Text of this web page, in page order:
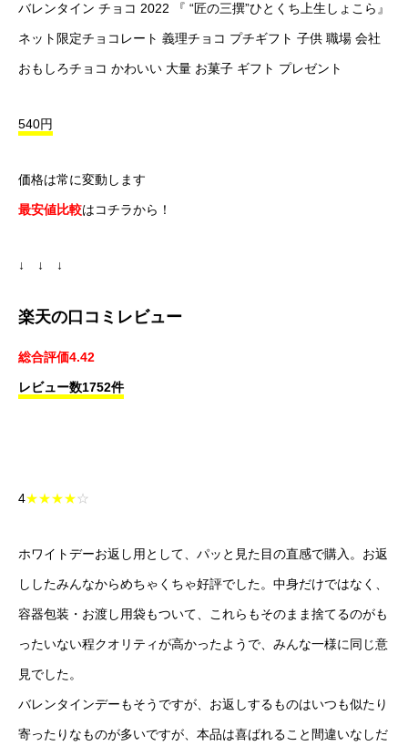
バレンタイン チョコ 2022 『 “匠の三撰”ひとくち上生しょこら』
ネット限定チョコレート 義理チョコ プチギフト 子供 職場 会社
おもしろチョコ かわいい 大量 お菓子 ギフト プレゼント
540円
価格は常に変動します
最安値比較はコチラから！
↓ ↓ ↓
楽天の口コミレビュー
総合評価4.42
レビュー数1752件
4★★★★☆
ホワイトデーお返し用として、パッと見た目の直感で購入。お返
ししたみんなからめちゃくちゃ好評でした。中身だけではなく、
容器包装・お渡し用袋もついて、これらもそのまま捨てるのがも
ったいない程クオリティが高かったようで、みんな一様に同じ意
見でした。
バレンタインデーもそうですが、お返しするものはいつも似たり
寄ったりなものが多いですが、本品は喜ばれること間違いなしだ